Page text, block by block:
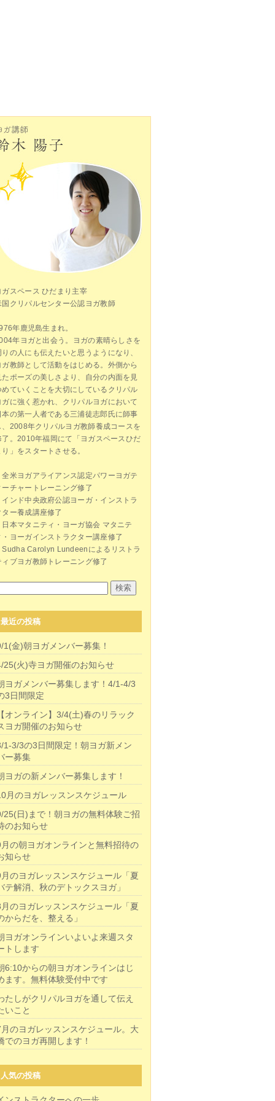
ガスペース ひだまり主宰
国クリパルセンター公認ヨガ教師
年鹿児島生まれ。
年ヨガと出会う。ヨガの素晴らしさを
りの人にも伝えたいと思うようになり、
ガ教師として活動をはじめる。外側から
たポーズの美しさより、自分の内面を見
めていくことを大切にしているクリパル
ガに強く惹かれ、クリパルヨガにおいて
本の第一人者である三浦徒志郎氏に師事
、2008年クリパルヨガ教師養成コースを
了。2010年福岡にて「ヨガスペースひだ
り」をスタートさせる。
全米ヨガアライアンス認定パワーヨガテ
ーチャートレーニング修了
インド中央政府公認ヨーガ・インストラ
ター養成講座修了
日本マタニティ・ヨーガ協会 マタニテ
・ヨーガインストラクター講座修了
Sudha Carolyn Lundeenによるリストラ
ィブヨガ教師トレーニング修了
最近の投稿
1(金)朝ヨガメンバー募集！
25(火)寺ヨガ開催のお知らせ
ヨガメンバー募集します！4/1-4/3
3日間限定
オンライン】3/4(土)春のリラック
ヨガ開催のお知らせ
1-3/3の3日間限定！朝ヨガ新メン
ー募集
ヨガの新メンバー募集します！
月のヨガレッスンスケジュール
25(日)まで！朝ヨガの無料体験ご招
のお知らせ
の朝ヨガオンラインと無料招待の
知らせ
のヨガレッスンスケジュール「夏
テ解消、秋のデトックスヨガ」
のヨガレッスンスケジュール「夏
からだを、整える」
ヨガオンラインいよいよ来週スタ
トします
6:10からの朝ヨガオンラインはじ
ます。無料体験受付中です
たしがクリパルヨガを通して伝え
いこと
のヨガレッスンスケジュール。大
でのヨガ再開します！
人気の投稿